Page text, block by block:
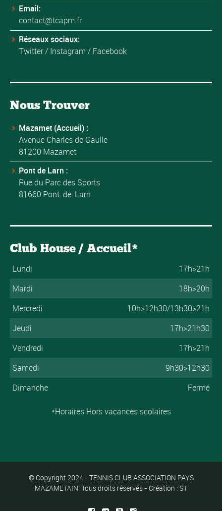
Email:
contact@tcapm.fr
Réseaux sociaux:
Twitter/ Instagram / Facebook
Nous Trouver
Mazamet (Accueil) :
Avenue Charles de Gaulle
81200 Mazamet
Pont de Larn :
Rue du Parc des Sports
81660 Pont-de-Larn
Club House / Accueil*
Lundi
17h>21h
Mardi
18h>20h
Mercredi
10h>12h30/13h30>21h
Jeudi
17h>21h30
Vendredi
17h>21h
Samedi
9h30>12h30
Dimanche
Fermé
*Horaires Hors vacances scolaires
© Copyright 2024 - TENNIS CLUB ASSOCIATION PAYS
MAZAMETAIN. Tous droits réservés - Création : ST